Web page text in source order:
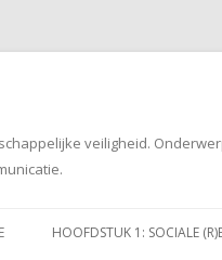
veiligheid.
HOOFDSTUK 1: SOCIALE